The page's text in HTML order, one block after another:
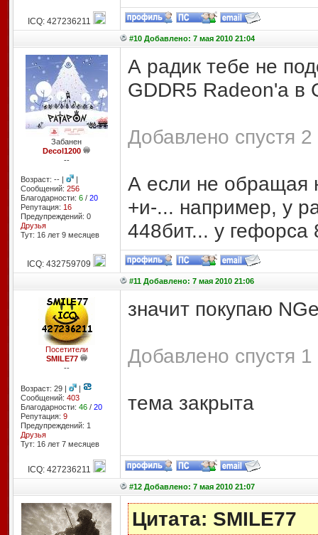
ICQ: 427236211
#10 Добавлено: 7 мая 2010 21:04
Забанен
Decol1200
--
Возраст: -- |
|
Сообщений: 256
Благодарности: 6/ 20
Репутация: 16
Предупреждений: 0
Друзья
Тут: 16 лет 9 месяцев
А радик тебе не
GDDR5 Radeon'a в
Добавлено спустя
А если не обращая
+и-... например, у
448бит... у
ICQ: 432759709
#11 Добавлено: 7 мая 2010 21:06
Посетители
SMILE77
--
Возраст: 29 |
|
Сообщений: 403
Благодарности: 46/ 20
Репутация: 9
Предупреждений: 1
Друзья
Тут: 16 лет 7 месяцев
значит покупаю
Добавлено спустя
тема закрыта
ICQ: 427236211
#12 Добавлено: 7 мая 2010 21:07
Цитата: SMILE77